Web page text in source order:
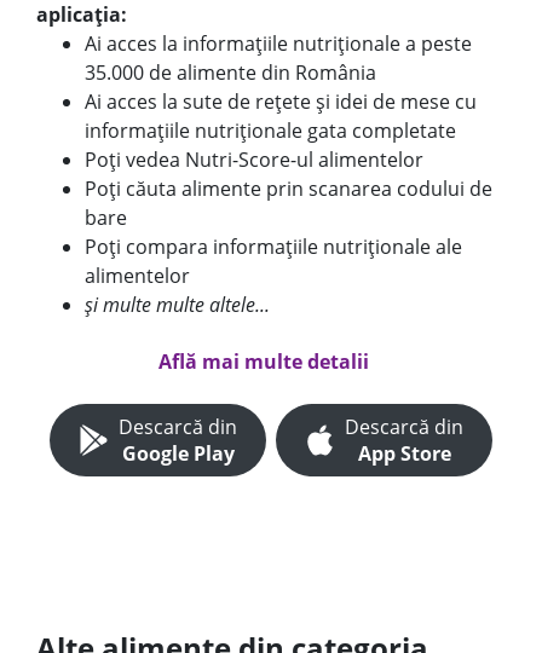
aplicația:
Ai acces la informațiile nutriționale a peste
35.000 de alimente din România
Ai acces la sute de rețete și idei de mese cu
informațiile nutriționale gata completate
Poți vedea Nutri-Score-ul alimentelor
Poți căuta alimente prin scanarea codului de
bare
Poți compara informațiile nutriționale ale
alimentelor
și multe multe altele...
Află mai multe detalii
Descarcă din
Google Play
Descarcă din
App Store